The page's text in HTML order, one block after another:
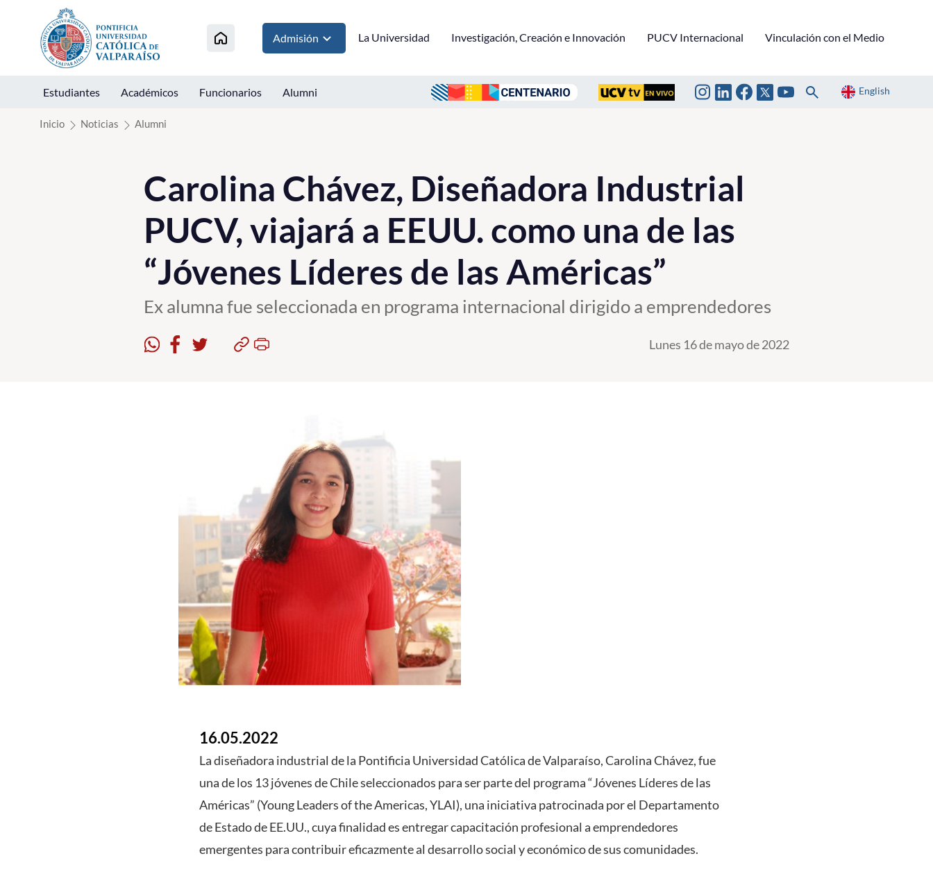
Click acá para ir directamente al contenido
Admisión La Universidad Investigación, Creación e Innovación PUCV Internacional Vinculación con el Medio
Estudiantes Académicos Funcionarios Alumni English
Inicio Noticias Alumni
Carolina Chávez, Diseñadora Industrial
PUCV, viajará a EEUU. como una de las
“Jóvenes Líderes de las Américas”
Ex alumna fue seleccionada en programa internacional dirigido a emprendedores
Lunes 16 de mayo de 2022
16.05.2022
La diseñadora industrial de la Pontificia Universidad Católica de Valparaíso, Carolina Chávez, fue
una de los 13 jóvenes de Chile seleccionados para ser parte del programa “Jóvenes Líderes de las
Américas” (Young Leaders of the Americas, YLAI), una iniciativa patrocinada por el Departamento
de Estado de EE.UU., cuya finalidad es entregar capacitación profesional a emprendedores
emergentes para contribuir eficazmente al desarrollo social y económico de sus comunidades.